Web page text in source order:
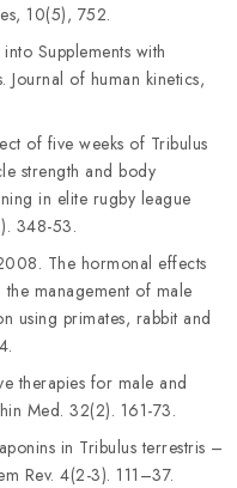
10(5), 752.
Supplements with
Journal of human kinetics,
of five weeks of Tribulus
strength and body
in elite rugby league
348-53.
The hormonal effects
management of male
using primates, rabbit and
therapies for male and
Med. 32(2). 161-73.
in Tribulus terrestris –
Rev. 4(2-3). 111–37.